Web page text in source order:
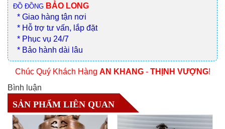
ĐỒ ĐỒNG BẢO LONG
* Giao hàng tận nơi
* Hỗ trợ tư vấn, lắp đặt
* Phục vụ 24/7
* Bảo hành dài lâu
Chúc Quý Khách Hàng AN KHANG - THỊNH VƯỢNG!
Bình luận
SẢN PHẨM LIÊN QUAN